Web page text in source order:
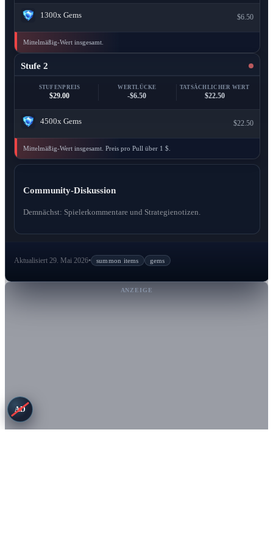
1300x Gems $6.50
Mittelmäßig-Wert insgesamt.
Stufe 2
STUFENPREIS
$29.00
WERTLÜCKE
-$6.50
TATSÄCHLICHER WERT
$22.50
4500x Gems $22.50
Mittelmäßig-Wert insgesamt. Preis pro Pull über 1 $.
Community-Diskussion
Demnächst: Spielerkommentare und Strategienotizen.
Aktualisiert 29. Mai 2026• summon items gems
ANZEIGE
AD